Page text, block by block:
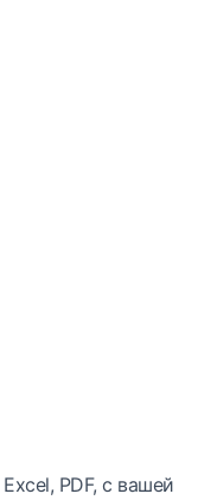
PDF, с вашей